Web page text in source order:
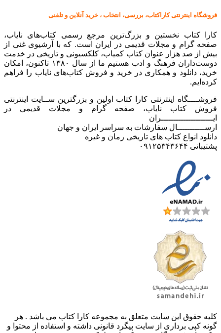
فروشگاه اینترنتی کاراکتاب، بررسی، انتخاب ، خرید آنلاین و تلفنی
کارا کتاب نخستین و بزرگ‌ترین مرجع رسمی کتاب‌های نایاب،
صفحه گرام و مجلات قدیمی در ایران است. که با آرشیوی غنی از
بیش از صد هزار عنوان کتاب کمیاب، کلکسیونی و تاریخی در خدمت
دوست‌داران فرهنگ و ادب هستیم ما از سال ۱۳۸۰ تاکنون، امکان
خرید، دانلود و همکاری در خرید و فروش کتاب‌های نایاب را فراهم
کرده‌ایم.
فروشــــگاه اینترنتی کارا کتاب اولین و بزرگترین ســایت اینترنتی
فروش کتاب نایاب، صفحه گرام و مجلات قدیمی در
ایـــــــــــــــــــــران
ارســـــــــــال سفارشات به سراسر ایران و جهان
دانلود انواع کتاب های تاریخی رمان و غیره
پشتیبانی ۰۹۱۲۵۳۴۳۶۴۴
کليه حقوق اين سايت متعلق به مجموعه کارا کتاب می باشد . هر
گونه کپی برداری از سایت پیگرد قانونی داشته و استفاده از محتوا و